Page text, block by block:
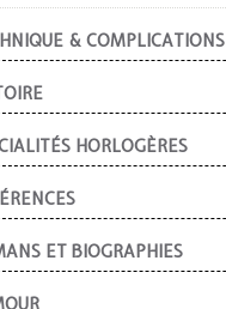
& COMPLICATIONS
HORLOGÈRES
ET BIOGRAPHIES